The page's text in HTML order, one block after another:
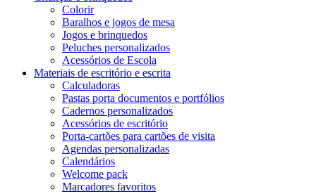
Colorir
Baralhos e jogos de mesa
Jogos e brinquedos
Peluches personalizados
Acessórios de Escola
Materiais de escritório e escrita
Calculadoras
Pastas porta documentos e portfólios
Cadernos personalizados
Acessórios de escritório
Porta-cartões para cartões de visita
Agendas personalizadas
Calendários
Welcome pack
Marcadores favoritos